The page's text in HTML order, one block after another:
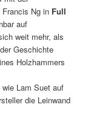
Francis Ng in Full
auf
weit mehr, als
Geschichte
Holzhammers
Lam Suet auf
die Leinwand